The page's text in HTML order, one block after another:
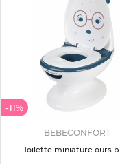
-11%
BEBECONFORT
Toilette miniature ours